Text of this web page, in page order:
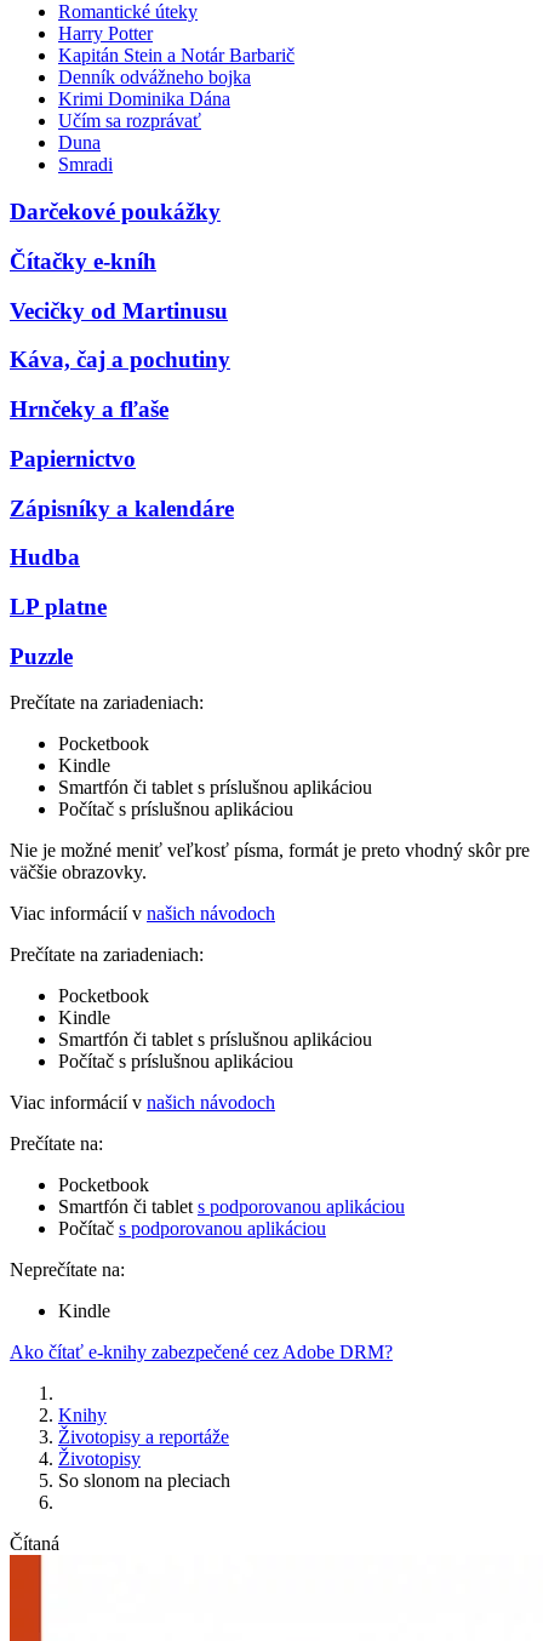
Romantické úteky
Harry Potter
Kapitán Stein a Notár Barbarič
Denník odvážneho bojka
Krimi Dominika Dána
Učím sa rozprávať
Duna
Smradi
Darčekové poukážky
Čítačky e-kníh
Vecičky od Martinusu
Káva, čaj a pochutiny
Hrnčeky a fľaše
Papiernictvo
Zápisníky a kalendáre
Hudba
LP platne
Puzzle
Prečítate na zariadeniach:
Pocketbook
Kindle
Smartfón či tablet s príslušnou aplikáciou
Počítač s príslušnou aplikáciou
Nie je možné meniť veľkosť písma, formát je preto vhodný skôr pre
väčšie obrazovky.
Viac informácií v našich návodoch
Prečítate na zariadeniach:
Pocketbook
Kindle
Smartfón či tablet s príslušnou aplikáciou
Počítač s príslušnou aplikáciou
Viac informácií v našich návodoch
Prečítate na:
Pocketbook
Smartfón či tablet s podporovanou aplikáciou
Počítač s podporovanou aplikáciou
Neprečítate na:
Kindle
Ako čítať e-knihy zabezpečené cez Adobe DRM?
Knihy
Životopisy a reportáže
Životopisy
So slonom na pleciach
Čítaná